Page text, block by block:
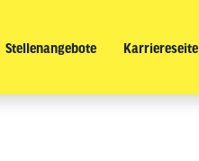
Stellenangebote Karriereseite